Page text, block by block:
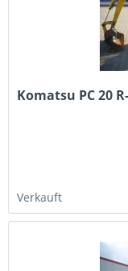
Komatsu PC 20
Verkauft